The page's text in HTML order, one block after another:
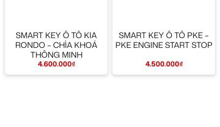
SMART KEY Ô TÔ KIA
RONDO – CHÌA KHOÁ
THÔNG MINH
4.600.000₫
SMART KEY Ô TÔ PKE –
PKE ENGINE START STOP
4.500.000₫